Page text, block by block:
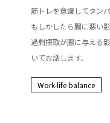
筋トレを意識してタン
もしかしたら腸に悪い
過剰摂取が腸に与える
いてお話します。
Work-life balance